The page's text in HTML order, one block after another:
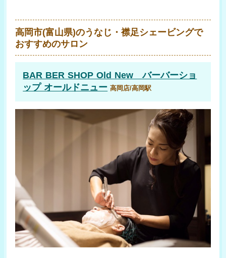
高岡市(富山県)のうなじ・襟足シェービングで
おすすめのサロン
BAR BER SHOP Old New バーバーショ
ップ オールドニュー 高岡店/高岡駅